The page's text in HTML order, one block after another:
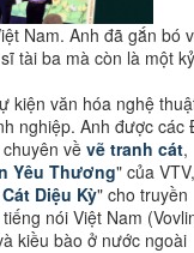
Nam. Anh đã gắn bó
tài ba mà còn là một
kiện văn hóa nghệ
nghiệp. Anh được các
về vẽ tranh cát,
Yêu Thương" của VTV,
Diệu Kỳ" cho truyền
nói Việt Nam
kiều bào ở nước ngoài